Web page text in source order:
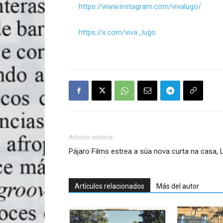
https://www.instagram.com/vivalugo/
https://x.com/viva_lugo
Artículo anterior
Pájaro Films estrea a súa nova curta na casa,
Artículos relacionados Más del autor